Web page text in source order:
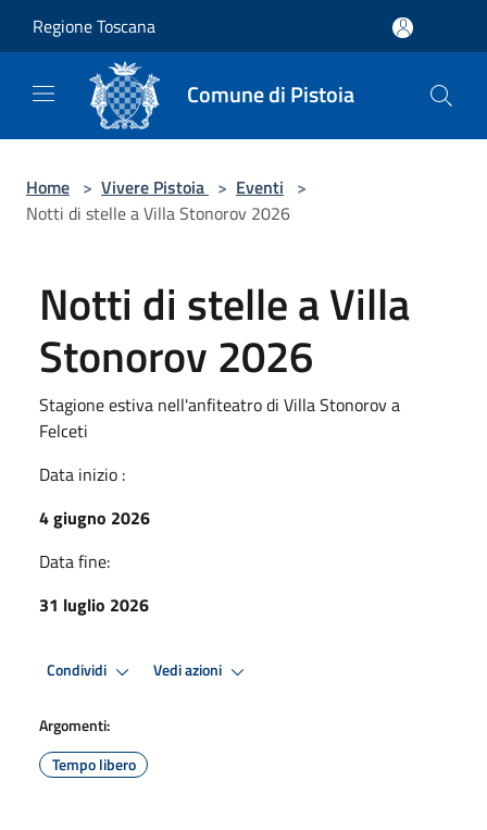
Regione Toscana
Comune di Pistoia
Home > Vivere Pistoia > Eventi >
Notti di stelle a Villa Stonorov 2026
Notti di stelle a Villa
Stonorov 2026
Stagione estiva nell'anfiteatro di Villa Stonorov a
Felceti
Data inizio :
4 giugno 2026
Data fine:
31 luglio 2026
Condividi Vedi azioni
Argomenti:
Tempo libero